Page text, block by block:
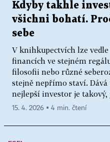
Kdyby takhle
všichni bohatí.
sebe
V knihkupectvích lze
financích ve stejném
filosofii nebo různé
stejně nepřímo staví.
nejlepší investor je takový,
15. 4. 2026 ▪ 4 min. čtení